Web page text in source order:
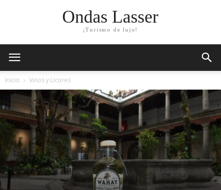
Ondas Lasser
¡Turismo de lujo!
Inicio Vinos y Licores